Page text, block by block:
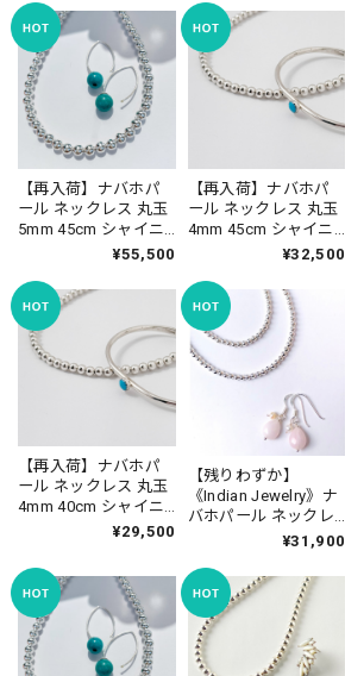
【再入荷】ナバホパ
ール ネックレス 丸玉
5mm 45cm シャイニ
ー《Indian Jewelry》
¥55,500
【再入荷】ナバホパ
ール ネックレス 丸玉
4mm 45cm シャイニ
ー《Indian Jewelry》
¥32,500
【再入荷】ナバホパ
ール ネックレス 丸玉
4mm 40cm シャイニ
ー《Indian Jewelry》
¥29,500
【残りわずか】
《Indian Jewelry》ナ
バホパール ネックレ
ス 丸玉 3mm 50cm シ
¥31,900